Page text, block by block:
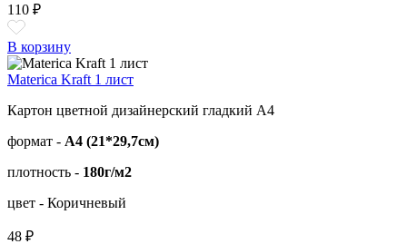
110 ₽
В корзину
Materica Kraft 1 лист
Картон цветной дизайнерский гладкий А4
формат - А4 (21*29,7см)
плотность - 180г/м2
цвет - Коричневый
48 ₽